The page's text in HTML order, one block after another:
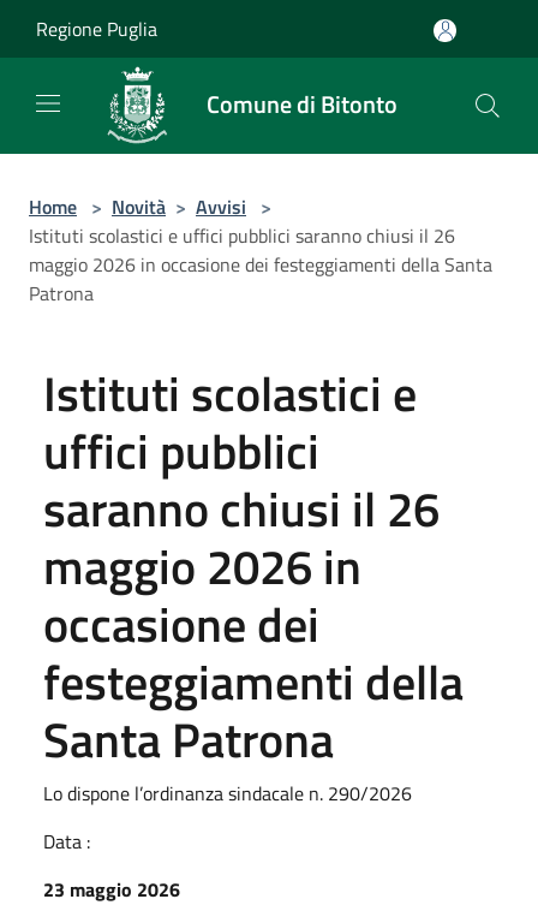
Regione Puglia
Comune di Bitonto
Home > Novità > Avvisi >
Istituti scolastici e uffici pubblici saranno chiusi il 26
maggio 2026 in occasione dei festeggiamenti della Santa
Patrona
Istituti scolastici e
uffici pubblici
saranno chiusi il 26
maggio 2026 in
occasione dei
festeggiamenti della
Santa Patrona
Lo dispone l’ordinanza sindacale n. 290/2026
Data :
23 maggio 2026